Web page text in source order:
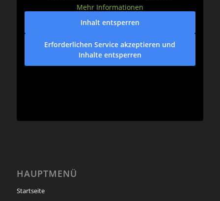
Mehr Informationen
Inhalt entsperren
Erforderlichen Service akzeptieren und
Inhalte entsperren
HAUPTMENÜ
Startseite